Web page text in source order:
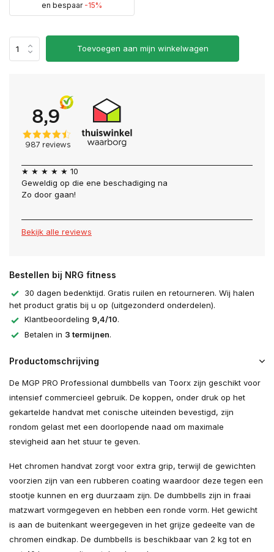
Uitverkocht
Uitverkocht
Uitverkocht
Uitverkocht
Uitverkocht
Uitverkocht
en bespaar -15%
Toevoegen aan mijn winkelwagen
★ ★ ★ ★ ★ 10
Geweldig op die ene beschadiging na
Zo door gaan!
Bekijk alle reviews
Bestellen bij NRG fitness
30 dagen bedenktijd. Gratis ruilen en retourneren. Wij halen
het product gratis bij u op (uitgezonderd onderdelen).
Klantbeoordeling 9,4/10.
Betalen in 3 termijnen.
Productomschrijving
De MGP PRO Professional dumbbells van Toorx zijn geschikt voor
intensief commercieel gebruik. De koppen, onder druk op het
gekartelde handvat met conische uiteinden bevestigd, zijn
rondom gelast met een doorlopende naad om maximale
stevigheid aan het stuur te geven.
Het chromen handvat zorgt voor extra grip, terwijl de gewichten
voorzien zijn van een rubberen coating waardoor deze tegen een
stootje kunnen en erg duurzaam zijn. De dumbbells zijn in fraai
matzwart vormgegeven en hebben een ronde vorm. Het gewicht
is aan de buitenkant weergegeven in het grijze gedeelte van de
chromen eindkap. De dumbbells is beschikbaar van 2 kg tot en